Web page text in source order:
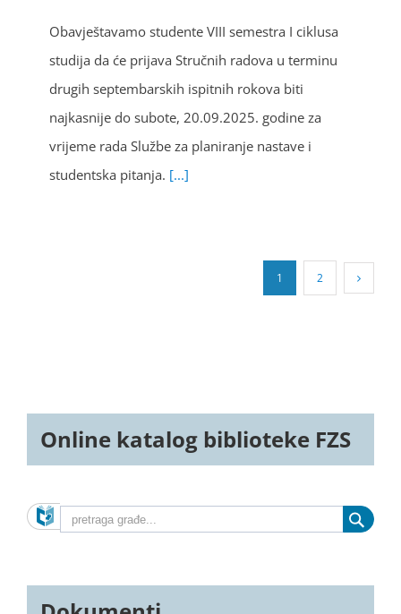
Obavještavamo studente VIII semestra I ciklusa
studija da će prijava Stručnih radova u terminu
drugih septembarskih ispitnih rokova biti
najkasnije do subote, 20.09.2025. godine za
vrijeme rada Službe za planiranje nastave i
studentska pitanja. [...]
1 2
Online katalog biblioteke FZS